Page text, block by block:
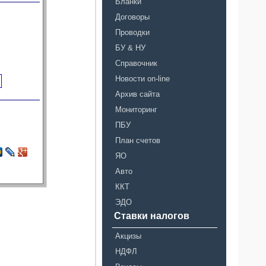
Договоры
Проводки
БУ & НУ
Справочник
Новости on-line
Архив сайта
Мониторинг
ПБУ
План счетов
ЯО
Авто
ККТ
ЭДО
Ставки налогов
Акцизы
НДФЛ